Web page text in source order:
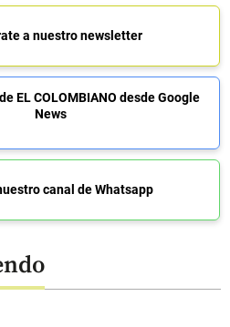
a nuestro newsletter
EL COLOMBIANO desde Google
News
canal de Whatsapp